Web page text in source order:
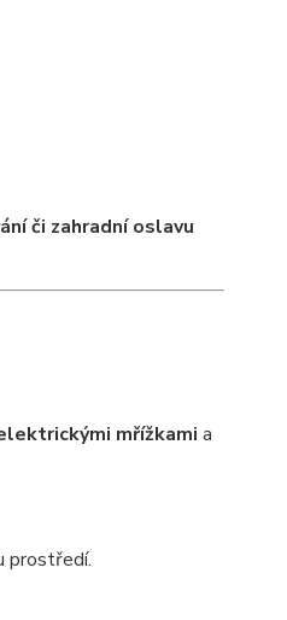
či zahradní oslavu
mřížkami a
prostředí.